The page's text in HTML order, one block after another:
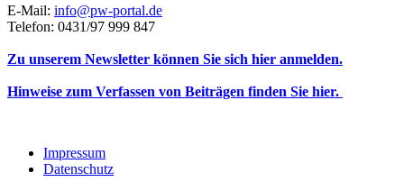
E-Mail: info@pw-portal.de
Telefon: 0431/97 999 847
Zu unserem Newsletter können Sie sich hier anmelden.
Hinweise zum Verfassen von Beiträgen finden Sie hier.
Impressum
Datenschutz